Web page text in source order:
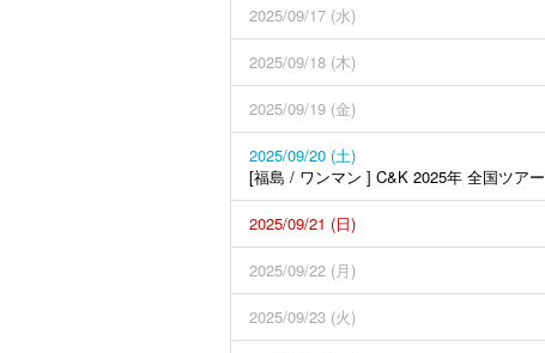
2025/09/17 (水)
2025/09/18 (木)
2025/09/19 (金)
2025/09/20 (土)
[福島 / ワンマン ] C&K 2025年 全国ツアー
2025/09/21 (日)
2025/09/22 (月)
2025/09/23 (火)